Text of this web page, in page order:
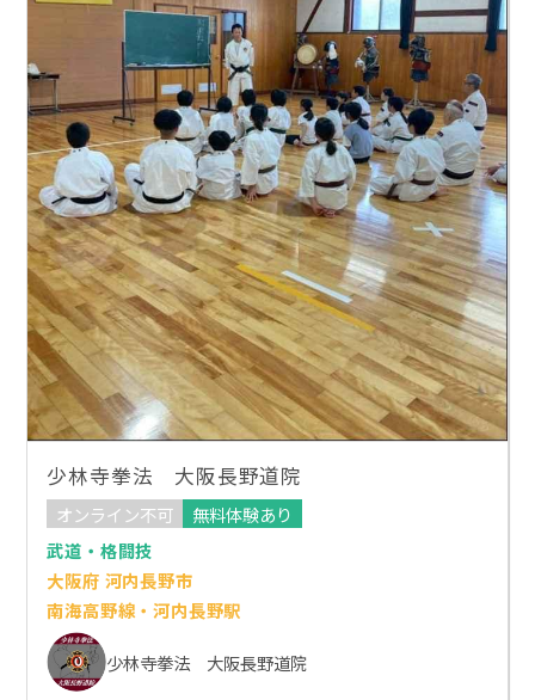
少林寺拳法 大阪長野道院
オンライン不可
無料体験あり
武道・格闘技
大阪府 河内長野市
南海高野線・河内長野駅
少林寺拳法 大阪長野道院